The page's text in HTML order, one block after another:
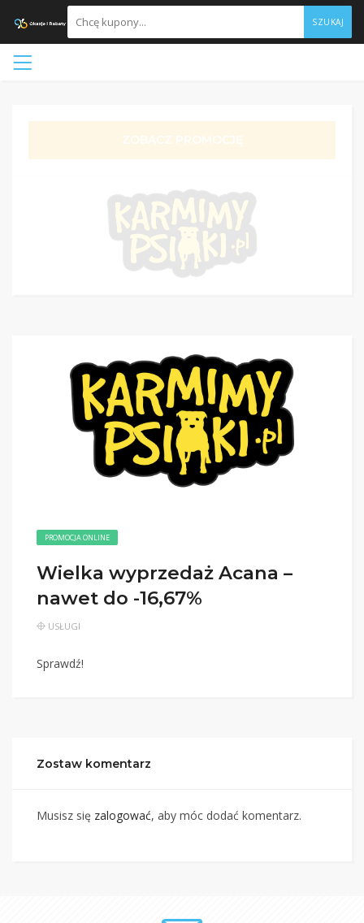
SZUKAJ
ZOBACZ PROMOCJĘ
PROMOCJA ONLINE
Wielka wyprzedaż Acana –
nawet do -16,67%
USŁUGI
Sprawdź!
Zostaw komentarz
Musisz się zalogować, aby móc dodać komentarz.